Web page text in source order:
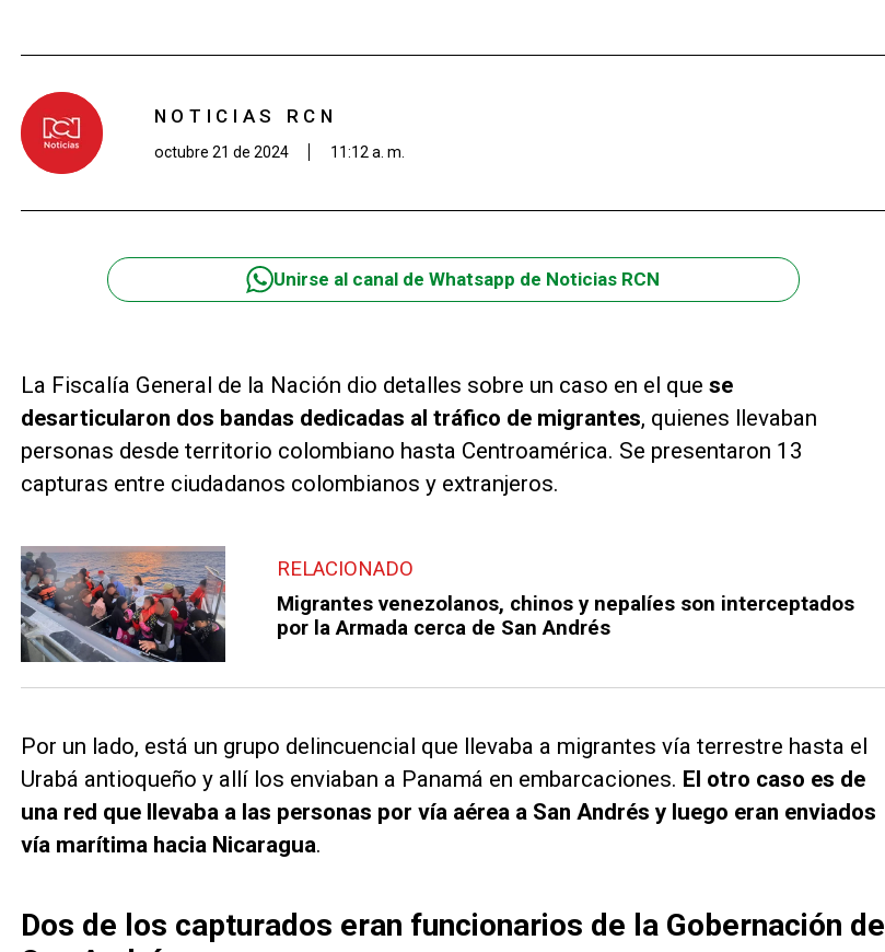
NOTICIAS RCN
octubre 21 de 2024 11:12 a. m.
Unirse al canal de Whatsapp de Noticias RCN
La Fiscalía General de la Nación dio detalles sobre un caso en el que se
desarticularon dos bandas dedicadas al tráfico de migrantes, quienes llevaban
personas desde territorio colombiano hasta Centroamérica. Se presentaron 13
capturas entre ciudadanos colombianos y extranjeros.
RELACIONADO
Migrantes venezolanos, chinos y nepalíes son interceptados
por la Armada cerca de San Andrés
Por un lado, está un grupo delincuencial que llevaba a migrantes vía terrestre hasta el
Urabá antioqueño y allí los enviaban a Panamá en embarcaciones. El otro caso es de
una red que llevaba a las personas por vía aérea a San Andrés y luego eran enviados
vía marítima hacia Nicaragua.
Dos de los capturados eran funcionarios de la Gobernación de